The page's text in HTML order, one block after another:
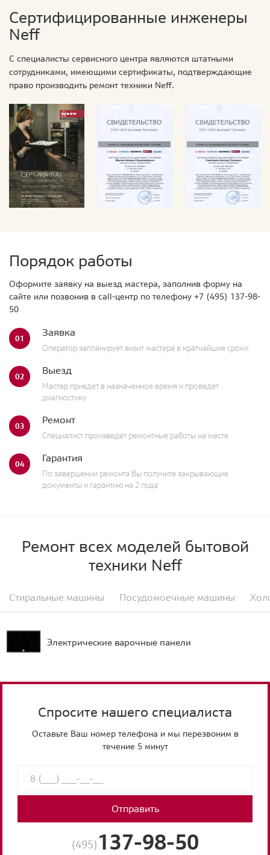
Сертифицированные инженеры
Neff
С специалисты сервисного центра являются штатными
сотрудниками, имеющими сертификаты, подтверждающие
право производить ремонт техники Neff.
Порядок работы
Оформите заявку на выезд мастера, заполнив форму на
сайте или позвонив в call-центр по телефону +7 (495) 137-98-
50
01 Заявка
Оператор запланирует визит мастера в кратчайшие сроки.
02 Выезд
Мастер приедет в назначенное время и проведет
диагностику
03 Ремонт
Специалист произведет ремонтные работы на месте
04 Гарантия
По завершении ремонта Вы получите закрывающие
документы и гарантию на 2 года
Ремонт всех моделей бытовой
техники Neff
Стиральные машины Посудомоечные машины
Электрические варочные панели
Спросите нашего специалиста
Оставьте Ваш номер телефона и мы перезвоним в
течение 5 минут
Отправить
(495) 137-98-50